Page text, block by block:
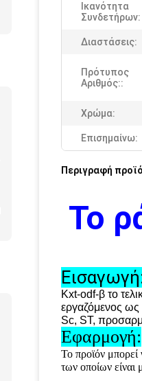
Ικανότητα
Συνδετήρων:
Διαστάσεις:
Πρότυπος
Αριθμός::
Χρώμα:
Επισημαίνω:
Περιγραφή
Το
Kxt-odf-β το
εργαζόμενος ως
Sc, ST,
Εφαρμογή:
Το προϊόν
των οποίων